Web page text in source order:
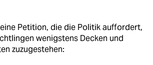
eine Petition, die die Politik auffordert,
wenigstens Decken und
zuzugestehen: